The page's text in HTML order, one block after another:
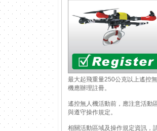
最大起飛重量250公克以上遙控
機應辦理註冊。
遙控無人機活動前，應注意活動
與遵守操作規定。
相關活動區域及操作規定資訊，